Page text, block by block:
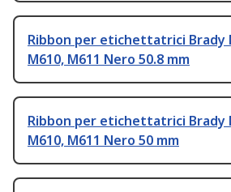
Ribbon per etichettatrici Brady
M610, M611 Nero 50.8 mm
Ribbon per etichettatrici Brady
M610, M611 Nero 50 mm